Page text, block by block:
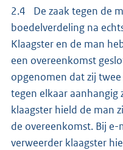
2.4 De zaak tegen de
boedelverdeling na
Klaagster en de man
een overeenkomst
opgenomen dat zij
tegen elkaar aanhangig
klaagster hield de man
de overeenkomst. Bij
verweerder klaagster